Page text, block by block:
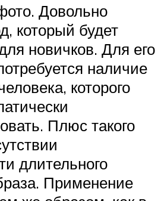
Довольно
который будет
новичков. Для его
наличие
которого
Плюс такого
длительного
Применение